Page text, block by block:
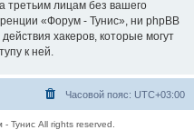
третьим лицам без вашего
«Форум - Тунис», ни phpBB
хакеров, которые могут
к ней.
Часовой пояс: UTC+03:00
Тунис All rights reserved.